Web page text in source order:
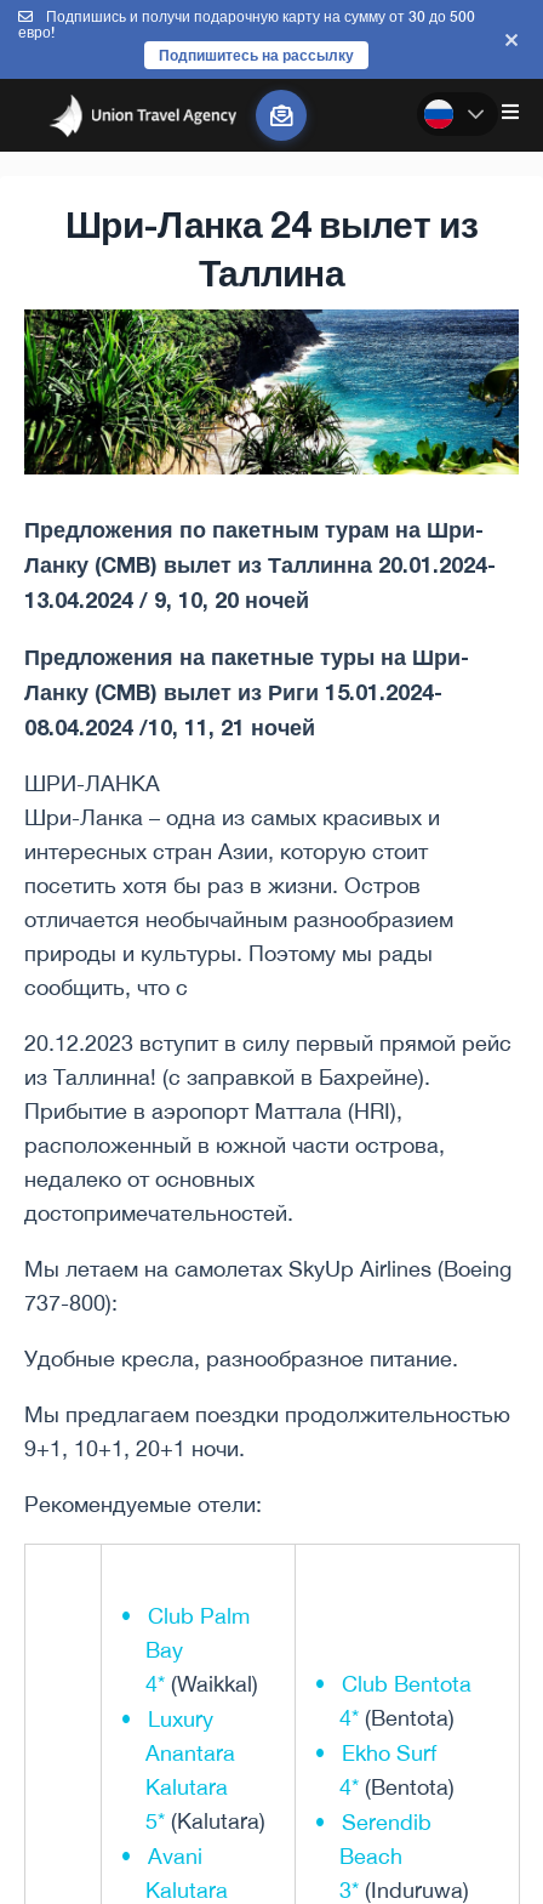
Подпишись и получи подарочную карту на сумму от 30 до 500
евро!
Подпишитесь на рассылку
Шри-Ланка 24 вылет из
Таллина
Предложения по пакетным турам на Шри-
Ланку (CMB) вылет из Таллинна 20.01.2024-
13.04.2024 / 9, 10, 20 ночей
Предложения на пакетные туры на Шри-
Ланку (CMB) вылет из Риги 15.01.2024-
08.04.2024 /10, 11, 21 ночей
ШРИ-ЛАНКА
Шри-Ланка – одна из самых красивых и
интересных стран Азии, которую стоит
посетить хотя бы раз в жизни. Остров
отличается необычайным разнообразием
природы и культуры. Поэтому мы рады
сообщить, что с
20.12.2023 вступит в силу первый прямой рейс
из Таллинна! (с заправкой в Бахрейне).
Прибытие в аэропорт Маттала (HRI),
расположенный в южной части острова,
недалеко от основных
достопримечательностей.
Мы летаем на самолетах SkyUp Airlines (Boeing
737-800):
Удобные кресла, разнообразное питание.
Мы предлагаем поездки продолжительностью
9+1, 10+1, 20+1 ночи.
Рекомендуемые отели:
Club Palm
Bay
4* (Waikkal)
Luxury
Anantara
Kalutara
5* (Kalutara)
Avani
Kalutara
Club Bentota
4* (Bentota)
Ekho Surf
4* (Bentota)
Serendib
Beach
3* (Induruwa)